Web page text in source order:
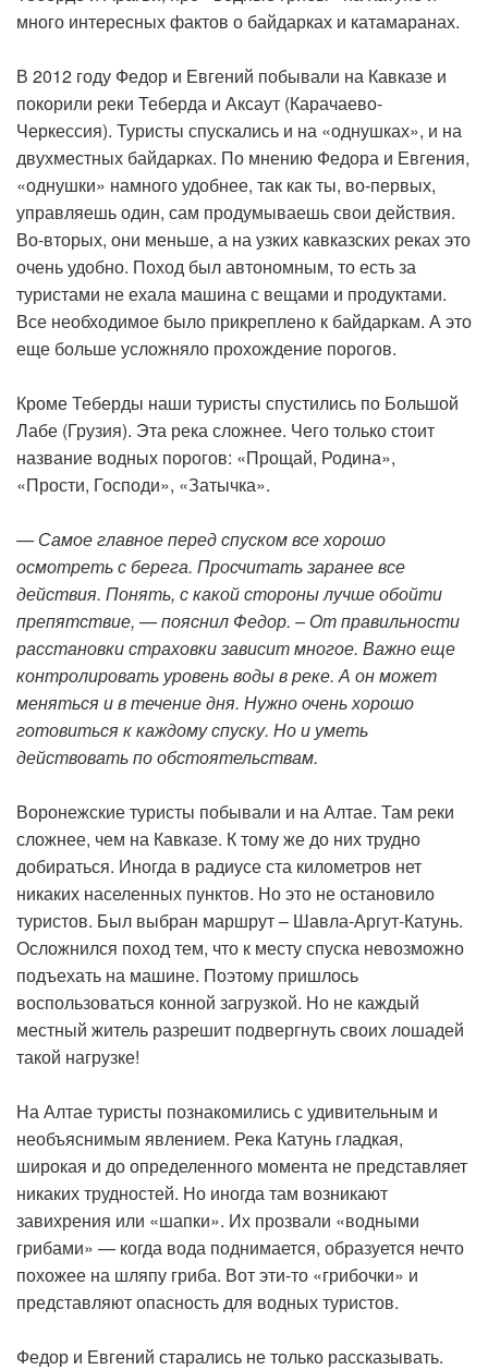
много интересных фактов о байдарках и катамаранах.
В 2012 году Федор и Евгений побывали на Кавказе и
покорили реки Теберда и Аксаут (Карачаево-
Черкессия). Туристы спускались и на «однушках», и на
двухместных байдарках. По мнению Федора и Евгения,
«однушки» намного удобнее, так как ты, во-первых,
управляешь один, сам продумываешь свои действия.
Во-вторых, они меньше, а на узких кавказских реках это
очень удобно. Поход был автономным, то есть за
туристами не ехала машина с вещами и продуктами.
Все необходимое было прикреплено к байдаркам. А это
еще больше усложняло прохождение порогов.
Кроме Теберды наши туристы спустились по Большой
Лабе (Грузия). Эта река сложнее. Чего только стоит
название водных порогов: «Прощай, Родина»,
«Прости, Господи», «Затычка».
— Самое главное перед спуском все хорошо
осмотреть с берега. Просчитать заранее все
действия. Понять, с какой стороны лучше обойти
препятствие, — пояснил Федор. – От правильности
расстановки страховки зависит многое. Важно еще
контролировать уровень воды в реке. А он может
меняться и в течение дня. Нужно очень хорошо
готовиться к каждому спуску. Но и уметь
действовать по обстоятельствам.
Воронежские туристы побывали и на Алтае. Там реки
сложнее, чем на Кавказе. К тому же до них трудно
добираться. Иногда в радиусе ста километров нет
никаких населенных пунктов. Но это не остановило
туристов. Был выбран маршрут – Шавла-Аргут-Катунь.
Осложнился поход тем, что к месту спуска невозможно
подъехать на машине. Поэтому пришлось
воспользоваться конной загрузкой. Но не каждый
местный житель разрешит подвергнуть своих лошадей
такой нагрузке!
На Алтае туристы познакомились с удивительным и
необъяснимым явлением. Река Катунь гладкая,
широкая и до определенного момента не представляет
никаких трудностей. Но иногда там возникают
завихрения или «шапки». Их прозвали «водными
грибами» — когда вода поднимается, образуется нечто
похожее на шляпу гриба. Вот эти-то «грибочки» и
представляют опасность для водных туристов.
Федор и Евгений старались не только рассказывать.